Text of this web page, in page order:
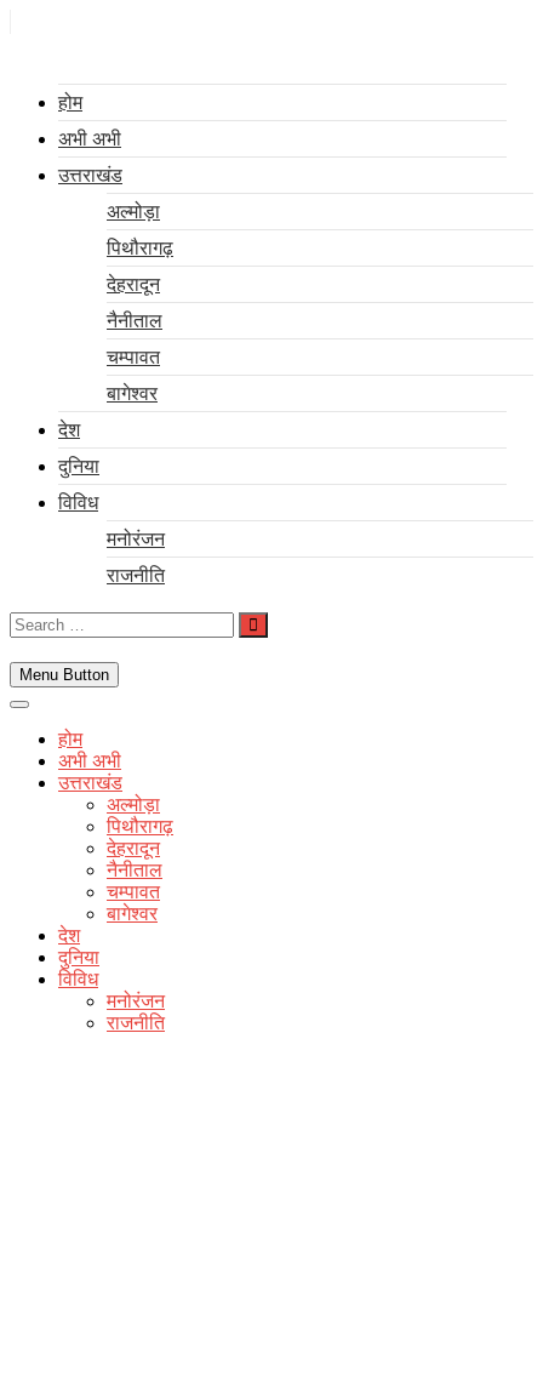
होम
अभी अभी
उत्तराखंड
अल्मोड़ा
पिथौरागढ़
देहरादून
नैनीताल
चम्पावत
बागेश्वर
देश
दुनिया
विविध
मनोरंजन
राजनीति
Search
…
Menu Button
होम
अभी अभी
उत्तराखंड
अल्मोड़ा
पिथौरागढ़
देहरादून
नैनीताल
चम्पावत
बागेश्वर
देश
दुनिया
विविध
मनोरंजन
राजनीति